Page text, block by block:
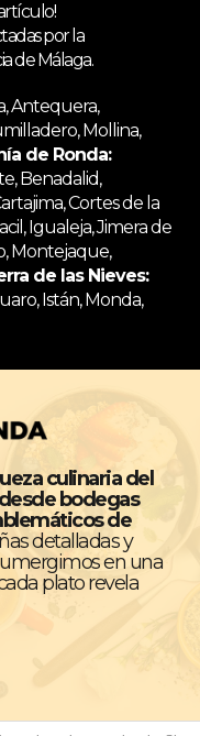
por la
de Málaga.
Antequera,
Mollina,
de Ronda:
Benadalid,
Cortes de la
Igualeja, Jimera de
Montejaque,
de las Nieves:
Istán, Monda,
culinaria del
bodegas
de
detalladas y
en una
plato revela